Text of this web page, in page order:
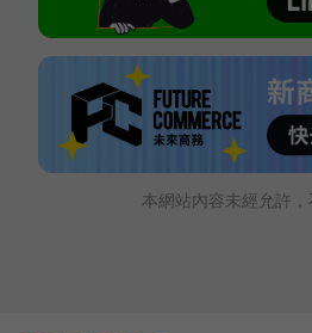
本網站內容未經允許，